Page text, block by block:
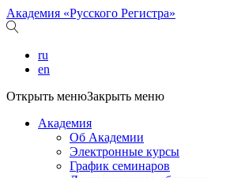
Академия «Русского Регистра»
ru
en
Открыть менюЗакрыть меню
Академия
Об Академии
Электронные курсы
График семинаров